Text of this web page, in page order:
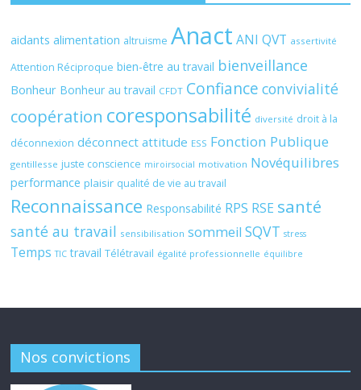
aidants alimentation altruisme Anact ANI QVT assertivité
Attention Réciproque bien-être au travail bienveillance
Bonheur Bonheur au travail CFDT Confiance convivialité
coopération coresponsabilité diversité droit à la
déconnexion déconnect attitude ESS Fonction Publique
gentillesse juste conscience miroirsocial motivation Novéquilibres
performance plaisir qualité de vie au travail
Reconnaissance Responsabilité RPS RSE santé
santé au travail sensibilisation sommeil SQVT stress
Temps TIC travail Télétravail égalité professionnelle équilibre
Nos convictions